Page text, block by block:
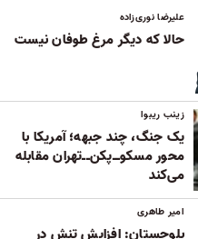
علیرضا نوری‌زاده
حالا که دیگر مرغ طوفان نیست
زینب ریبوا
یک جنگ، چند جبهه؛ آمریکا با
محور مسکوــ‌پکن‌ــ‌تهران مقابله
می‌کند
امیر طاهری
بلوچستان: افزایش تنش در